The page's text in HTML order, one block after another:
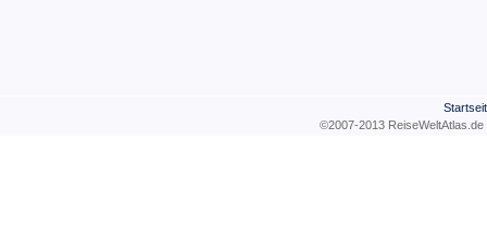
©2007-2013